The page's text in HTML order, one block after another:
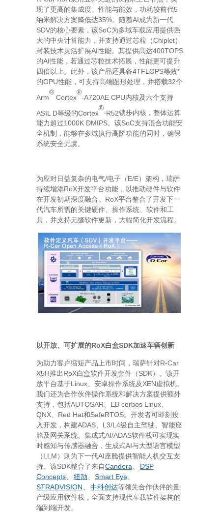
现了更高的集成度、性能与能效，功耗较前代5
纳米解决方案降低达35%。随着AI成为新一代
SDV的核心要素，该SoC为多域车载应用提供强
大的中央计算能力，并支持通过芯粒（Chiplet）
封装技术灵活扩展AI性能。其提供高达400TOPS
的AI性能，若通过芯粒技术拓展，性能更可提升
四倍以上。此外，该产品还具备4TFLOPS等效*
的GPU性能，可支持高端图形处理，并搭载32个
Arm
®
Cortex
®
-A720AE CPU内核及六个支持
ASIL D等级的Cortex
®
-R52锁步内核，整体运算
能力超过1000K DMIPS。该SoC支持混合功能安
全机制，能够在多域执行高阶功能的同时，确保
系统安全无虞。
为应对日益复杂的电气/电子（ E/E）架构，瑞萨
持续增添RoX开发平台功能，以推动硬件与软件
在开发初期深度融合。 RoX平台整合了开发下一
代汽车所需的关键硬件、操作系统、软件和工
具，并支持无缝软件更新，大幅简化开发流程。
以开放、可扩展的RoX白盒SDK加速车辆创新
为助力客户缩短产品上市时间，瑞萨针对R-Car
X5H推出 RoX白盒软件开发套件（ SDK）。该开
放平台基于Linux、安卓操作系统及XEN虚拟机。
我们还为合作伙伴操作系统和解决方案提供额外
支持，包括AUTOSAR、 EB corbos Linux、
QNX、 Red Hat和 SafeRTOS。开发者可即刻投
入开发，构建ADAS、 L3/L4级自主驾驶、智能座
舱及网关系统。集成式AI/ADAS软件栈可实现实
时感知与传感器融合，生成式AI与大型语言模型
（ LLM ）则为下一代AI座舱提供智能人机交互支
持。该SDK整合了来自Candera
DSP
Concepts
纽劢 、 Smart Eye、
STRADVISION
中科创达等领先合作伙伴的量
产级应用软件栈，全面支持现代车载软件架构的
端到端开发。